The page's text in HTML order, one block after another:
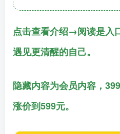
点击查看介绍→阅读是入
遇见更清醒的自己。
隐藏内容为会员内容，
涨价到599元。